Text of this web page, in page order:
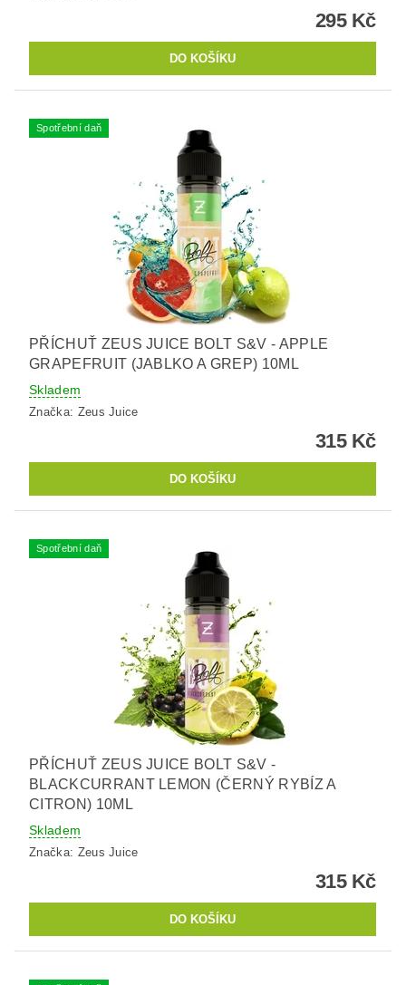
295 Kč
Spotřební daň
PŘÍCHUŤ ZEUS JUICE BOLT S&V - APPLE
GRAPEFRUIT (JABLKO A GREP) 10ML
Skladem
Značka: Zeus Juice
315 Kč
Spotřební daň
PŘÍCHUŤ ZEUS JUICE BOLT S&V -
BLACKCURRANT LEMON (ČERNÝ RYBÍZ A
CITRON) 10ML
Skladem
Značka: Zeus Juice
315 Kč